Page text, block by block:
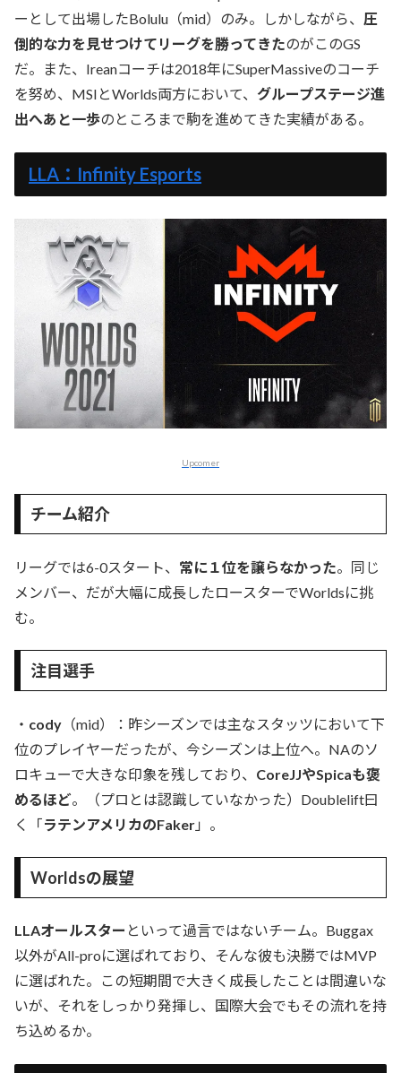
ーとして出場したBolulu（mid）のみ。しかしながら、 圧
倒的な力を見せつけてリーグを勝ってきたのがこのGS
だ。また、Ireanコーチは2018年にSuperMassiveのコーチ
を努め、MSIとWorlds両方において、 グループステージ進
出へあと一歩のところまで駒を進めてきた実績がある。
LLA：Infinity Esports
Upcomer
チーム紹介
リーグでは6-0スタート、 常に１位を譲らなかった。同じ
メンバー、だが大幅に成長したロースターでWorldsに挑
む。
注目選手
・ cody （mid）：昨シーズンでは主なスタッツにおいて下
位のプレイヤーだったが、今シーズンは上位へ。NAのソ
ロキューで大きな印象を残しており、 CoreJJやSpicaも褒
めるほど。（プロとは認識していなかった）Doublelift曰
く「ラテンアメリカのFaker 」。
Worldsの展望
LLAオールスター といって過言ではないチーム。Buggax
以外がAll-proに選ばれており、そんな彼も決勝ではMVP
に選ばれた。この短期間で大きく成長したことは間違いな
いが、それをしっかり発揮し、国際大会でもその流れを持
ち込めるか。